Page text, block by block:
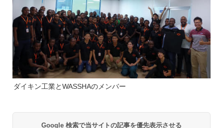
ダイキン工業とWASSHAのメンバー
Google 検索で当サイトの記事を優先表示させる